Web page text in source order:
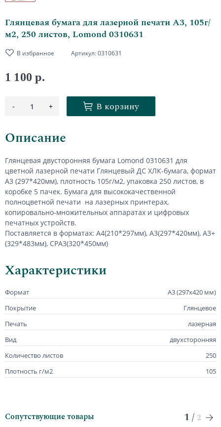
Глянцевая бумага для лазерной печати А3, 105г/
м2, 250 листов, Lomond 0310631
В избранное Артикул:0310631
1 100 р.
- 1 + В корзину
Описание
Глянцевая двусторонняя бумага Lomond 0310631 для
цветной лазерной печати Глянцевый ДС ХЛК-бумага, формат
А3 (297*420мм), плотность 105г/м2, упаковка 250 листов, в
коробке 5 пачек. Бумага для высококачественной
полноцветной печати на лазерных принтерах,
копировально-множительных аппаратах и цифровых
печатных устройств.
Поставляется в форматах: А4(210*297мм), А3(297*420мм), А3+
(329*483мм), СРА3(320*450мм)
Характеристики
Формат
А3 (297х420 мм)
Покрытие
Глянцевое
Печать
лазерная
Вид
двухсторонняя
Количество листов
250
Плотность г/м2
105
Сопутствующие товары 1 / 2